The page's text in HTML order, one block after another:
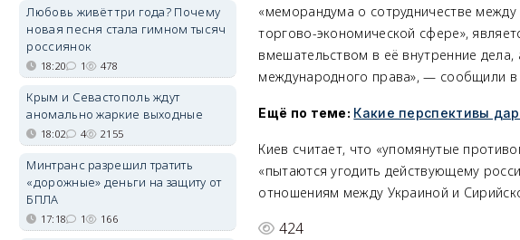
«меморандума о сотрудничестве
торгово-экономической сфере»,
вмешательством в её внутренние
международного права», — сообщили
Ещё по теме: Какие перспективы
Киев считает, что «упомянутые
«пытаются угодить действующему
отношениям между Украиной и
424
Любовь живёт три года? Почему
новая песня стала гимном тысяч
россиянок
18:20 1 478
Крым и Севастополь ждут
аномально жаркие выходные
18:02 4 2155
Минтранс разрешил тратить
«дорожные» деньги на защиту от
БПЛА
17:18 1 166